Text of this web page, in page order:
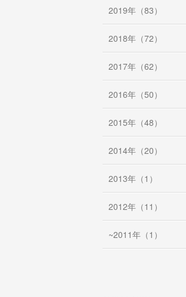
2019年（83）
2018年（72）
2017年（62）
2016年（50）
2015年（48）
2014年（20）
2013年（1）
2012年（11）
~2011年（1）